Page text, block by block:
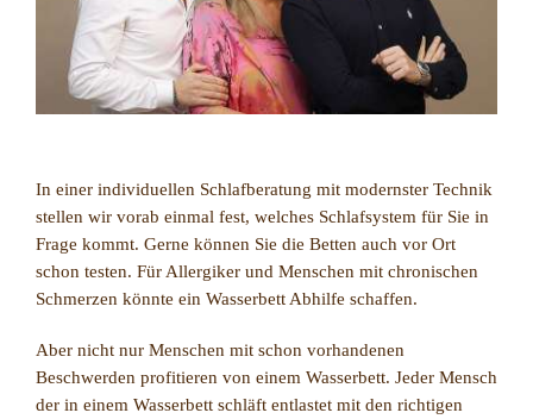
In einer individuellen Schlafberatung mit modernster Technik
stellen wir vorab einmal fest, welches Schlafsystem für Sie in
Frage kommt. Gerne können Sie die Betten auch vor Ort
schon testen. Für Allergiker und Menschen mit chronischen
Schmerzen könnte ein Wasserbett Abhilfe schaffen.
Aber nicht nur Menschen mit schon vorhandenen
Beschwerden profitieren von einem Wasserbett. Jeder Mensch
der in einem Wasserbett schläft entlastet mit den richtigen